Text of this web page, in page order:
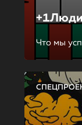
+1Люди
Что мы